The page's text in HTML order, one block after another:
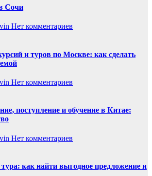
Сочи
Нет комментариев
и туров по Москве: как сделать
Нет комментариев
поступление и обучение в Китае:
Нет комментариев
как найти выгодное предложение и